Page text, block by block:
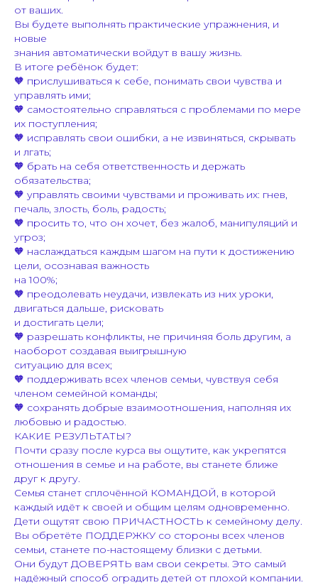
от ваших.
Вы будете выполнять практические упражнения, и
новые
знания автоматически войдут в вашу жизнь.
В итоге ребёнок будет:
🧡 прислушиваться к себе, понимать свои чувства и
управлять ими;
🧡 самостоятельно справляться с проблемами по мере
их поступления;
🧡 исправлять свои ошибки, а не извиняться, скрывать
и лгать;
🧡 брать на себя ответственность и держать
обязательства;
🧡 управлять своими чувствами и проживать их: гнев,
печаль, злость, боль, радость;
🧡 просить то, что он хочет, без жалоб, манипуляций и
угроз;
🧡 наслаждаться каждым шагом на пути к достижению
цели, осознавая важность
на 100%;
🧡 преодолевать неудачи, извлекать из них уроки,
двигаться дальше, рисковать
и достигать цели;
🧡 разрешать конфликты, не причиняя боль другим, а
наоборот создавая выигрышную
ситуацию для всех;
🧡 поддерживать всех членов семьи, чувствуя себя
членом семейной команды;
🧡 сохранять добрые взаимоотношения, наполняя их
любовью и радостью.
КАКИЕ РЕЗУЛЬТАТЫ?
Почти сразу после курса вы ощутите, как укрепятся
отношения в семье и на работе, вы станете ближе
друг к другу.
Семья станет сплочённой КОМАНДОЙ, в которой
каждый идёт к своей и общим целям одновременно.
Дети ощутят свою ПРИЧАСТНОСТЬ к семейному делу.
Вы обретёте ПОДДЕРЖКУ со стороны всех членов
семьи, станете по-настоящему близки с детьми.
Они будут ДОВЕРЯТЬ вам свои секреты. Это самый
надёжный способ оградить детей от плохой компании.